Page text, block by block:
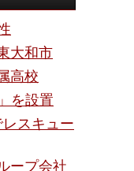
大和市
高校
を設置
スキュー
ープ会社